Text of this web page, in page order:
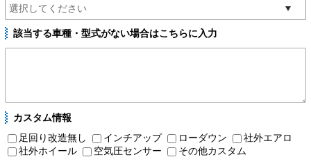
該当する車種・型式がない場合はこちらに入力
カスタム情報
足回り改造無し
インチアップ ローダウン
社外エアロ
社外ホイール
空気圧センサー
その他カスタム